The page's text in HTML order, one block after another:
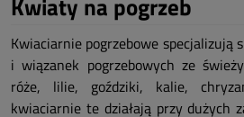
Kwiaty na pogrzeb
Kwiaciarnie pogrzebowe
i wiązanek pogrzebowych ze
róże, lilie, goździki, kalie,
kwiaciarnie te działają przy dużych